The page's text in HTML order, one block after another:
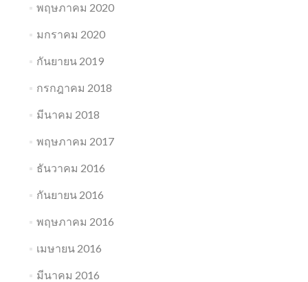
พฤษภาคม 2020
มกราคม 2020
กันยายน 2019
กรกฎาคม 2018
มีนาคม 2018
พฤษภาคม 2017
ธันวาคม 2016
กันยายน 2016
พฤษภาคม 2016
เมษายน 2016
มีนาคม 2016